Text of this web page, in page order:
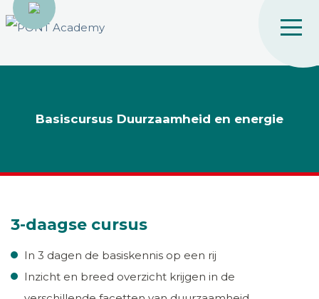
Basiscursus Duurzaamheid en energie
3-daagse cursus
In 3 dagen de basiskennis op een rij
Inzicht en breed overzicht krijgen in de